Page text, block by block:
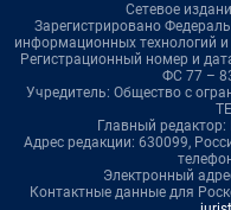
Сетевое
Зарегистрировано
информационных технологий
Регистрационный номер и
ФС 77 –
Учредитель: Общество с
Главный
Адрес редакции: 630099,
Электронный
Контактные данные для